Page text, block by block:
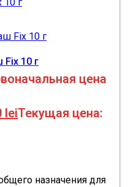
Fix 10 г
цена
leiТекущая цена:
назначения для